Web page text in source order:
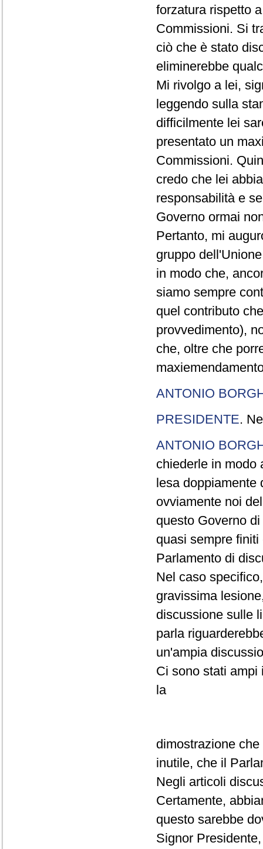
forzatura rispetto
Commissioni. Si
ciò che è stato
eliminerebbe
Mi rivolgo a lei,
leggendo sulla
difficilmente lei
presentato un
Commissioni.
credo che lei
responsabilità e
Governo ormai
Pertanto, mi
gruppo
in modo che,
siamo sempre
quel contributo
provvedimento),
che, oltre che
ANTONIO
PRESIDENTE.
ANTONIO
chiederle in modo
lesa doppiamente
ovviamente noi
questo Governo
quasi sempre
Parlamento di
Nel caso
gravissima
discussione sulle
parla
un'ampia
Ci sono stati ampi
la
dimostrazione
inutile, che il
Negli articoli
Certamente,
questo sarebbe
Signor